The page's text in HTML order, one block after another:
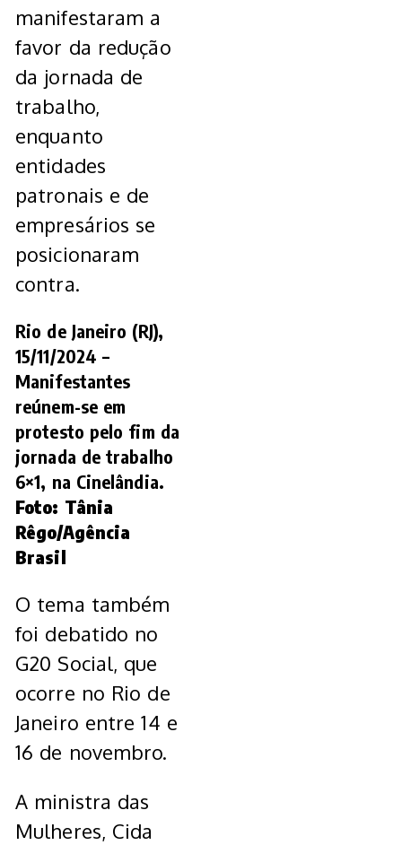
manifestaram a
favor da redução
da jornada de
trabalho,
enquanto
entidades
patronais e de
empresários se
posicionaram
contra.
Rio de Janeiro (RJ),
15/11/2024 –
Manifestantes
reúnem-se em
protesto pelo fim da
jornada de trabalho
6×1, na Cinelândia.
Foto: Tânia
Rêgo/Agência
Brasil
O tema também
foi debatido no
G20 Social, que
ocorre no Rio de
Janeiro entre 14 e
16 de novembro.
A ministra das
Mulheres, Cida